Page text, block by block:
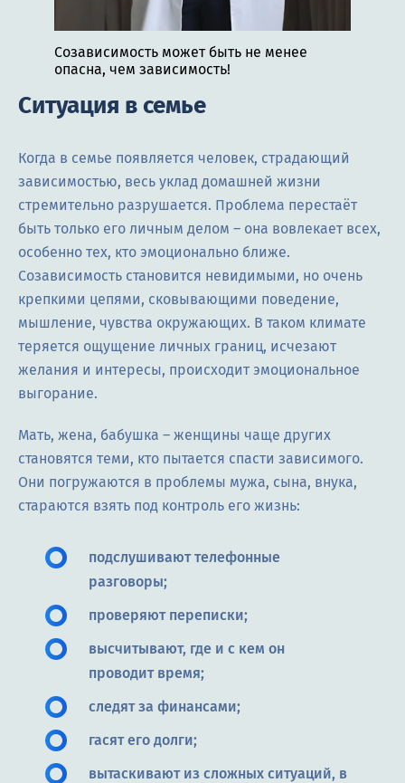
Созависимость может быть не менее
опасна, чем зависимость!
Ситуация в семье
Когда в семье появляется человек, страдающий
зависимостью, весь уклад домашней жизни
стремительно разрушается. Проблема перестаёт
быть только его личным делом – она вовлекает всех,
особенно тех, кто эмоционально ближе.
Созависимость становится невидимыми, но очень
крепкими цепями, сковывающими поведение,
мышление, чувства окружающих. В таком климате
теряется ощущение личных границ, исчезают
желания и интересы, происходит эмоциональное
выгорание.
Мать, жена, бабушка – женщины чаще других
становятся теми, кто пытается спасти зависимого.
Они погружаются в проблемы мужа, сына, внука,
стараются взять под контроль его жизнь:
подслушивают телефонные
разговоры;
проверяют переписки;
высчитывают, где и с кем он
проводит время;
следят за финансами;
гасят его долги;
вытаскивают из сложных ситуаций, в